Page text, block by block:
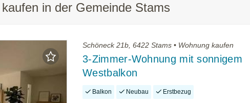
in der Gemeinde Stams
Schöneck 21b, 6422 Stams • Wohnung kaufen
3-Zimmer-Wohnung mit sonnigem
Westbalkon
Balkon Neubau Erstbezug